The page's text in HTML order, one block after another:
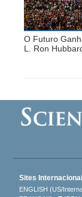
O Futuro
L. Ron
Sites
ENGLISH (US/